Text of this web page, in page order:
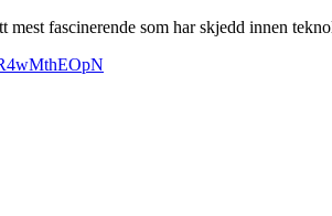
fascinerende som har skjedd innen